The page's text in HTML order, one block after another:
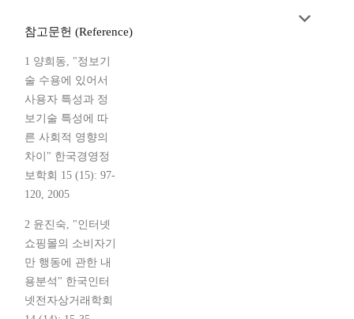
참고문헌 (Reference)
1 양희동, "정보기
술 수용에 있어서
사용자 특성과 정
보기술 특성에 따
른 사회적 영향의
차이" 한국경영정
보학회 15 (15): 97-
120, 2005
2 윤진숙, "인터넷
쇼핑몰의 소비자기
만 행동에 관한 내
용분석" 한국인터
넷전자상거래학회